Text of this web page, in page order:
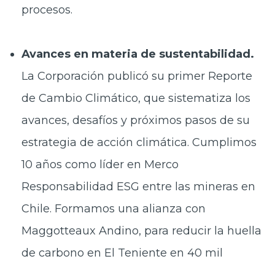
procesos.
Avances en materia de sustentabilidad.
La Corporación publicó su primer Reporte
de Cambio Climático, que sistematiza los
avances, desafíos y próximos pasos de su
estrategia de acción climática. Cumplimos
10 años como líder en Merco
Responsabilidad ESG entre las mineras en
Chile. Formamos una alianza con
Maggotteaux Andino, para reducir la huella
de carbono en El Teniente en 40 mil